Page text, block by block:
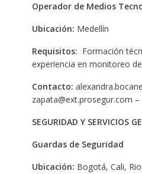
Operador de Medios
Ubicación: Medellín
Requisitos: Formación
experiencia en monitoreo
Contacto:
zapata@ext.prosegur.com
SEGURIDAD Y SERVICIOS
Guardas de Seguridad
Ubicación: Bogotá, Cali,